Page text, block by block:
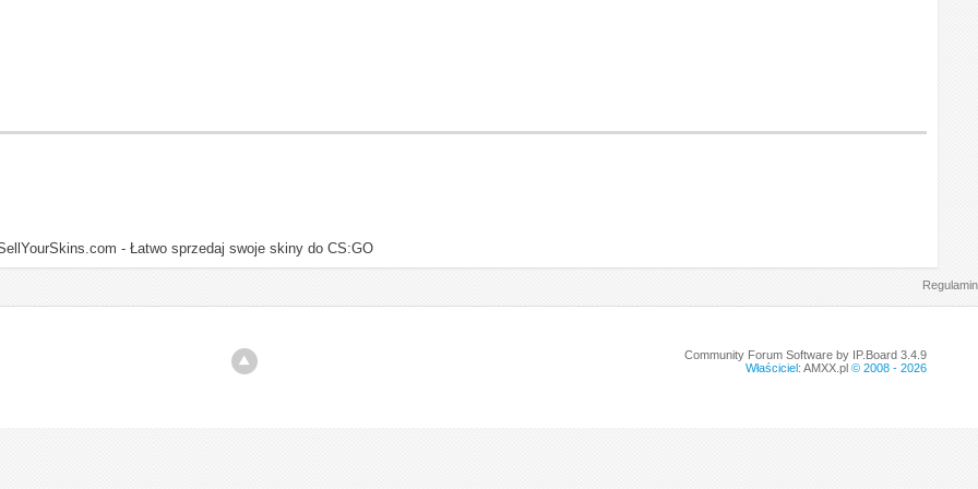
- Łatwo sprzedaj swoje skiny do CS:GO
Regulamin
Community Forum Software by IP.Board 3.4.9
Właściciel: AMXX.pl© 2008 - 2026